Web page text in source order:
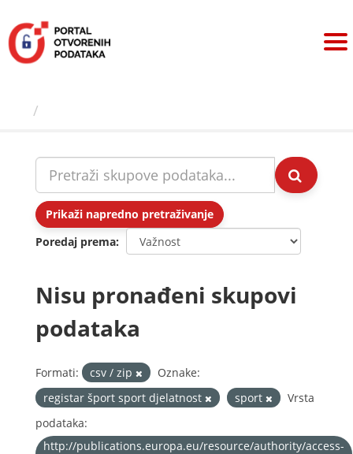
sadržaj
Prikaži napredno pretraživanje
Poredaj prema
Nisu pronađeni skupovi
podataka
Formati: csv / zip
Oznake:
registar šport sport djelatnost
sport
Vrsta
podataka:
http://publications.europa.eu/resource/authority/access-